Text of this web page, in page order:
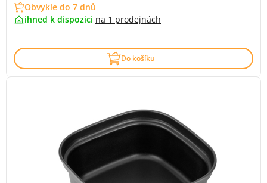
Obvykle do 7 dnů
ihned k dispozici na 1 prodejnách
Do košíku